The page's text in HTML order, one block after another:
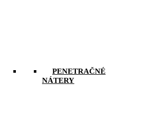
PENETRAČNÉ
NÁTERY